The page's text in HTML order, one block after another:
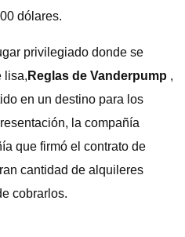
dólares.
privilegiado donde se
lisa, Reglas de Vanderpump ,
en un destino para los
la compañía
que firmó el contrato de
cantidad de alquileres
cobrarlos.